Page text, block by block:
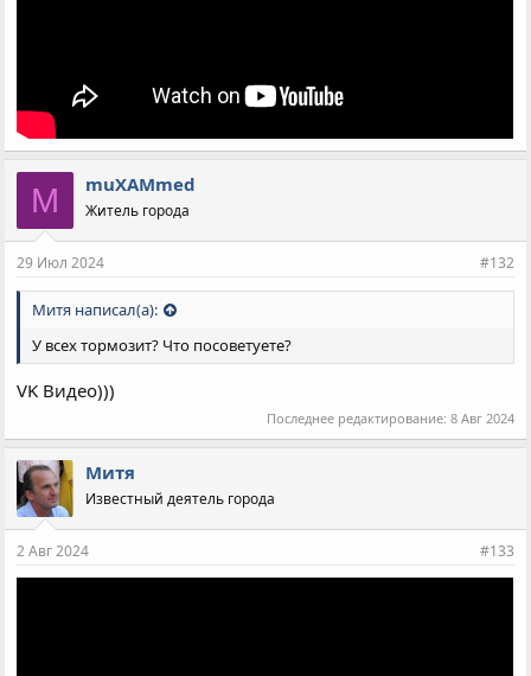
M muXAMmed
Житель города
29 Июл 2024 #132
Митя написал(а):
У всех тормозит? Что посоветуете?
VK Видео)))
Последнее редактирование: 8 Авг 2024
Митя
Известный деятель города
2 Авг 2024 #133